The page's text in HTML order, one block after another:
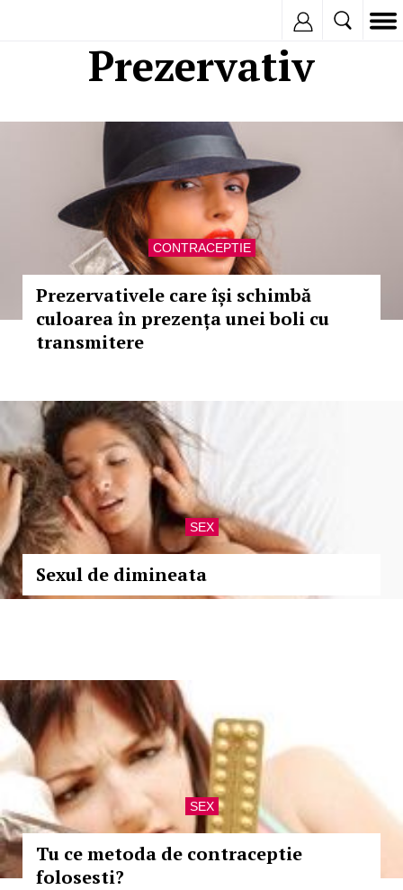
Prezervativ
CONTRACEPTIE
Prezervativele care își schimbă
culoarea în prezența unei boli cu
transmitere
SEX
Sexul de dimineata
SEX
Tu ce metoda de contraceptie
folosesti?